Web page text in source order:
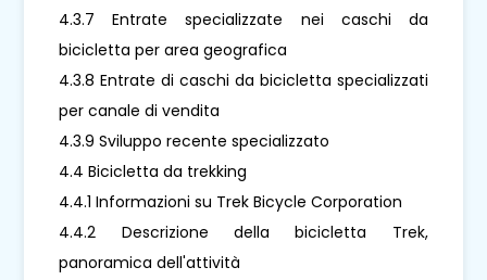
4.3.7 Entrate specializzate nei caschi da
bicicletta per area geografica
4.3.8 Entrate di caschi da bicicletta specializzati
per canale di vendita
4.3.9 Sviluppo recente specializzato
4.4 Bicicletta da trekking
4.4.1 Informazioni su Trek Bicycle Corporation
4.4.2 Descrizione della bicicletta Trek,
panoramica dell'attività